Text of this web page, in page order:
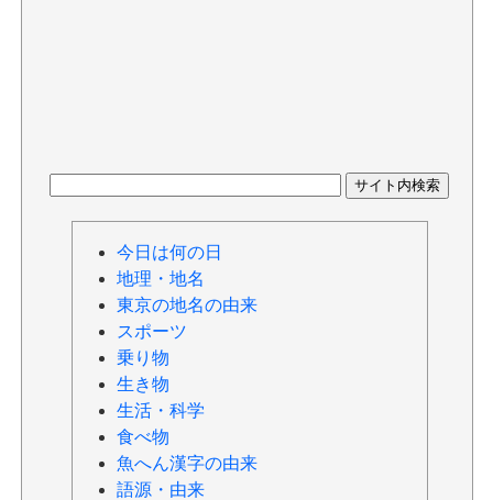
今日は何の日
地理・地名
東京の地名の由来
スポーツ
乗り物
生き物
生活・科学
食べ物
魚へん漢字の由来
語源・由来